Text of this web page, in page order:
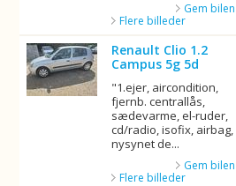
Gem bilen
Flere billeder
Renault Clio 1.2
Campus 5g 5d
"1.ejer, aircondition,
fjernb. centrallås,
sædevarme, el-ruder,
cd/radio, isofix, airbag,
nysynet de...
Gem bilen
Flere billeder